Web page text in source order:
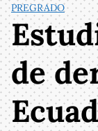
PREGRADO
de